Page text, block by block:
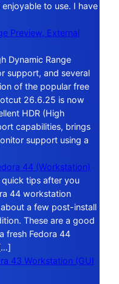
to use. I have
Preview, External
Dynamic Range
support, and several
of the popular free
26.6.25 is now
HDR (High
capabilities, brings
support using a
44 (Workstation)
quick tips after you
44 workstation
a few post-install
These are a good
fresh Fedora 44
43 Workstation (GUI